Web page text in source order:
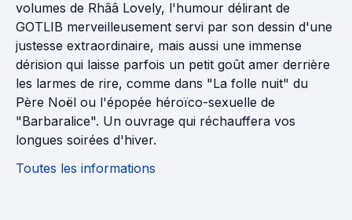
volumes de Rhââ Lovely, l'humour délirant de
GOTLIB merveilleusement servi par son dessin d'une
justesse extraordinaire, mais aussi une immense
dérision qui laisse parfois un petit goût amer derrière
les larmes de rire, comme dans "La folle nuit" du
Père Noël ou l'épopée héroïco-sexuelle de
"Barbaralice". Un ouvrage qui réchauffera vos
longues soirées d'hiver.
Toutes les informations